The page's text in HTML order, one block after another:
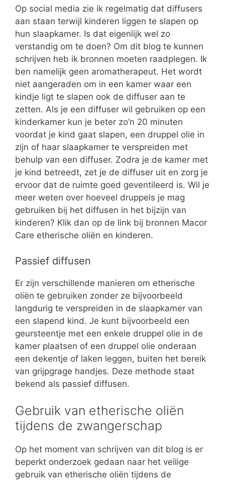
Op social media zie ik regelmatig dat diffusers
aan staan terwijl kinderen liggen te slapen op
hun slaapkamer. Is dat eigenlijk wel zo
verstandig om te doen? Om dit blog te kunnen
schrijven heb ik bronnen moeten raadplegen. Ik
ben namelijk geen aromatherapeut. Het wordt
niet aangeraden om in een kamer waar een
kindje ligt te slapen ook de diffuser aan te
zetten. Als je een diffuser wil gebruiken op een
kinderkamer kun je beter zo’n 20 minuten
voordat je kind gaat slapen, een druppel olie in
zijn of haar slaapkamer te verspreiden met
behulp van een diffuser. Zodra je de kamer met
je kind betreedt, zet je de diffuser uit en zorg je
ervoor dat de ruimte goed geventileerd is. Wil je
meer weten over hoeveel druppels je mag
gebruiken bij het diffusen in het bijzijn van
kinderen? Klik dan op de link bij bronnen Macor
Care etherische oliën en kinderen.
Passief diffusen
Er zijn verschillende manieren om etherische
oliën te gebruiken zonder ze bijvoorbeeld
langdurig te verspreiden in de slaapkamer van
een slapend kind. Je kunt bijvoorbeeld een
geursteentje met een enkele druppel olie in de
kamer plaatsen of een druppel olie onderaan
een dekentje of laken leggen, buiten het bereik
van grijpgrage handjes. Deze methode staat
bekend als passief diffusen.
Gebruik van etherische oliën
tijdens de zwangerschap
Op het moment van schrijven van dit blog is er
beperkt onderzoek gedaan naar het veilige
gebruik van etherische oliën tijdens de